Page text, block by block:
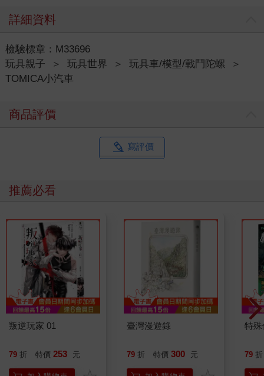
詳細資料
檢驗標章：M33696
玩具親子
＞ 玩具世界 ＞ 玩具車/模型/戰鬥陀螺
＞
TOMICA小汽車
商品評價
寫評價
推薦必看
叛逆玩家 01
79 折 特價 253 元
臺灣漫遊錄
79 折 特價 300 元
特
79 折